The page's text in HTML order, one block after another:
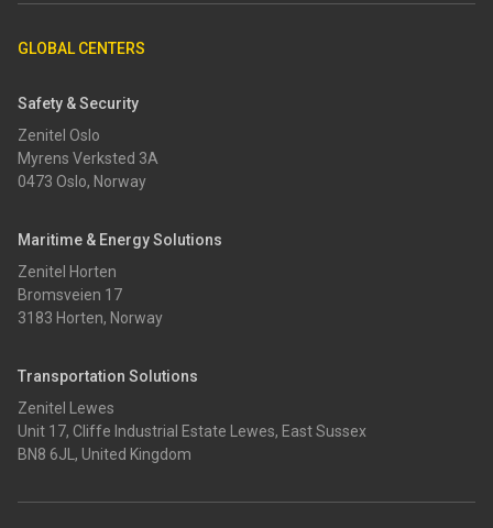
GLOBAL CENTERS
Safety & Security
Zenitel Oslo
Myrens Verksted 3A
0473 Oslo, Norway
Maritime & Energy Solutions
Zenitel Horten
Bromsveien 17
3183 Horten, Norway
Transportation Solutions
Zenitel Lewes
Unit 17, Cliffe Industrial Estate Lewes, East Sussex
BN8 6JL, United Kingdom